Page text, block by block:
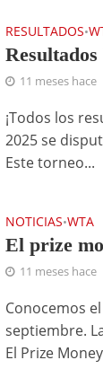
RESULTADOS•
11 meses hace
¡Todos los
2025 se
Este torneo...
NOTICIAS•WTA
El prize
11 meses hace
Conocemos
septiembre.
El Prize